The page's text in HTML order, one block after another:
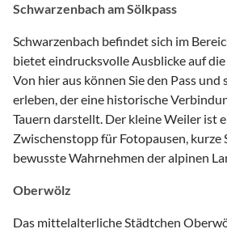
Schwarzenbach am Sölkpass
Schwarzenbach befindet sich im
bietet eindrucksvolle Ausblicke auf
Von hier aus können Sie den Pass und
erleben, der eine historische
Tauern darstellt. Der kleine Weiler ist
Zwischenstopp für Fotopausen, kurze
bewusste Wahrnehmen der alpinen
Oberwölz
Das mittelalterliche Städtchen